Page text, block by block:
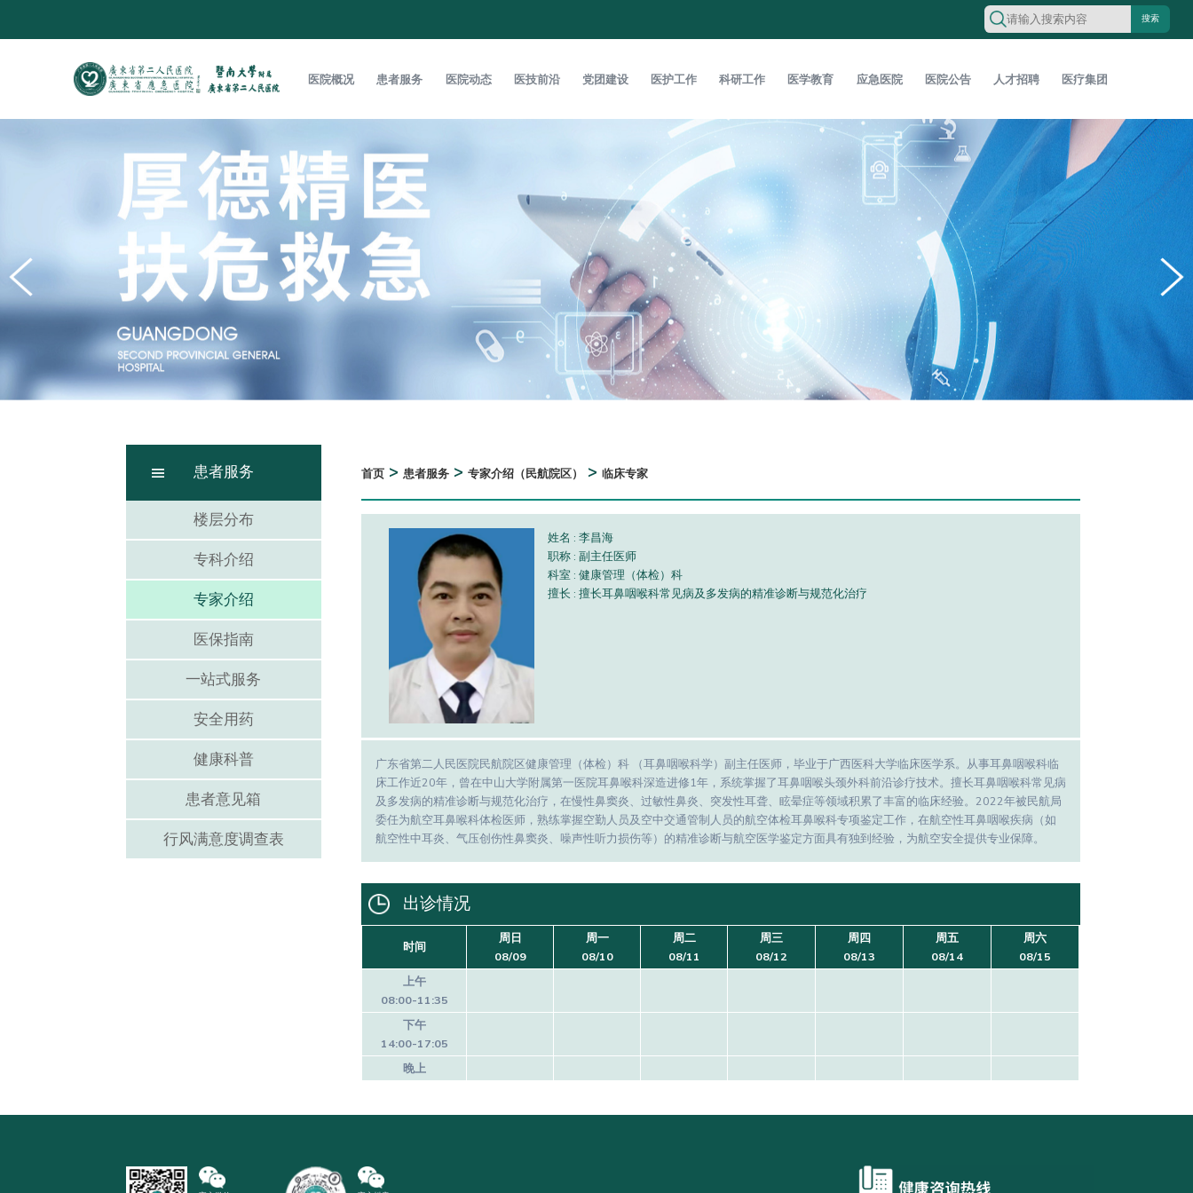
医院概况 患者服务 医院动态 医技前沿 党团建设 医护工作 科研工作 医学教育 应急医院 医院公告 人才招聘 医疗集团
搜索
患者服务
楼层分布
专科介绍
专家介绍
医保指南
一站式服务
安全用药
健康科普
患者意见箱
行风满意度调查表
首页 > 患者服务 > 专家介绍（民航院区） > 临床专家
姓名 : 李昌海
职称 : 副主任医师
科室 : 健康管理（体检）科
擅长 : 擅长耳鼻咽喉科常见病及多发病的精准诊断与规范化治疗
广东省第二人民医院民航院区健康管理（体检）科 （耳鼻咽喉科学）副主任医师，毕业于广西医科大学临床医学系。从事耳鼻咽喉科临
床工作近20年，曾在中山大学附属第一医院耳鼻喉科深造进修1年，系统掌握了耳鼻咽喉头颈外科前沿诊疗技术。擅长耳鼻咽喉科常见病
及多发病的精准诊断与规范化治疗，在慢性鼻窦炎、过敏性鼻炎、突发性耳聋、眩晕症等领域积累了丰富的临床经验。2022年被民航局
委任为航空耳鼻喉科体检医师，熟练掌握空勤人员及空中交通管制人员的航空体检耳鼻喉科专项鉴定工作，在航空性耳鼻咽喉疾病（如
航空性中耳炎、气压创伤性鼻窦炎、噪声性听力损伤等）的精准诊断与航空医学鉴定方面具有独到经验，为航空安全提供专业保障。
出诊情况
时间
周日
08/09
周一
08/10
周二
08/11
周三
08/12
周四
08/13
周五
08/14
周六
08/15
上午
08:00-11:35
下午
14:00-17:05
晚上